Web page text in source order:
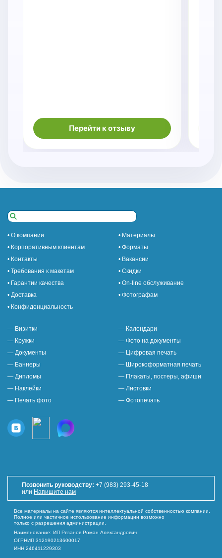
Перейти к отзыву
• О компании
• Материалы
• Корпоративным клиентам
• Форматы
• Контакты
• Вакансии
• Требования к макетам
• Скидки
• Гарантии качества
• On-line обслуживание
• Доставка
• Фотографам
• Конфиденциальность
— Визитки
— Календари
— Кружки
— Фото на документы
— Документы
— Цифровая печать
— Баннеры
— Широкоформатная печать
— Дипломы
— Плакаты, постеры, афиши
— Наклейки
— Листовки
— Печать фото
— Фотопечать
Позвонить руководству: +7 (983) 293-45-18
или Напишите нам
Все материалы на сайте являются интеллектуальной собственностью компании.
Полное или частичное использование информации возможно
только с разрешения администрации.
Наименование: ИП Рязанов Роман Александрович
ОГРНИП 312190213600017
ИНН 246411229303